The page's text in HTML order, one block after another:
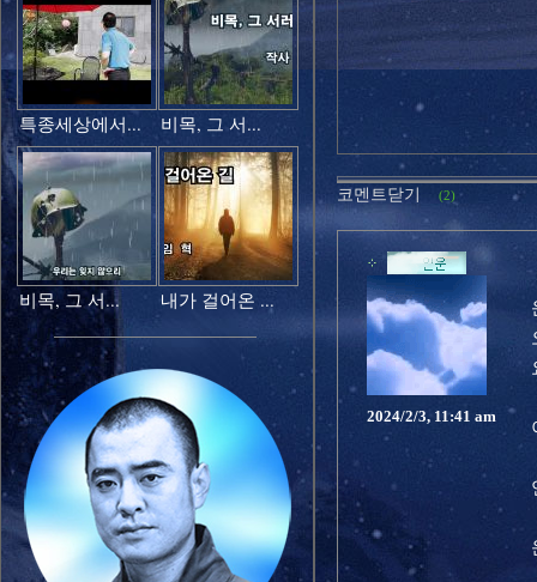
특종세상에서... 비목, 그 서...
비목, 그 서... 내가 걸어온 ...
코멘트닫기 (2)
2024/2/3, 11:41 am